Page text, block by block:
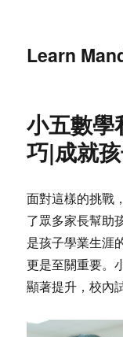
Learn
小五數學
巧|成就
面對這樣的挑戰
了眾多家長幫助
是孩子學業生涯
更是至關重要。
顯著提升，校內